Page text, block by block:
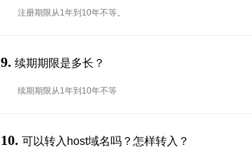
注册期限从1年到10年不等。
9. 续期期限是多长？
续期期限从1年到10年不等
10. 可以转入host域名吗？怎样转入？